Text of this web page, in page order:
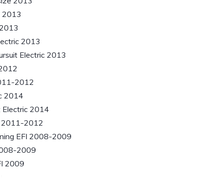
2013
2013
Electric 2013
2012
2014
Electric 2014
2011-2012
EFI 2008-2009
2009
2009